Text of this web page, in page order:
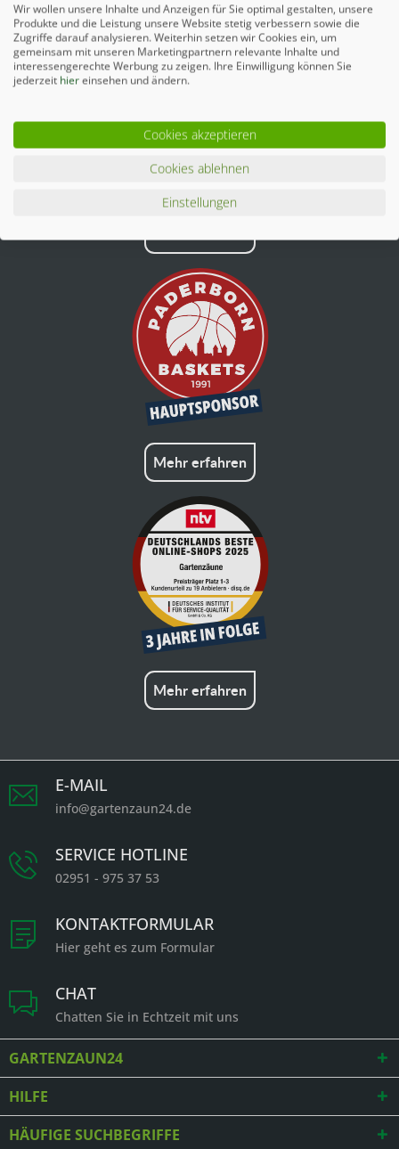
Mehr erfahren
Mehr erfahren
E-MAIL
info@gartenzaun24.de
SERVICE HOTLINE
02951 - 975 37 53
KONTAKTFORMULAR
Hier geht es zum Formular
CHAT
Chatten Sie in Echtzeit mit uns
GARTENZAUN24
HILFE
HÄUFIGE SUCHBEGRIFFE
Wir wollen unsere Inhalte und Anzeigen für Sie optimal gestalten, unsere
Produkte und die Leistung unsere Website stetig verbessern sowie die
Zugriffe darauf analysieren. Weiterhin setzen wir Cookies ein, um
gemeinsam mit unseren Marketingpartnern relevante Inhalte und
interessengerechte Werbung zu zeigen. Ihre Einwilligung können Sie
jederzeit hiereinsehen und ändern.
Cookies akzeptieren
Cookies ablehnen
Einstellungen